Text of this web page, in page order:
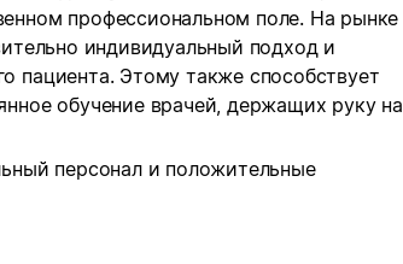
профессиональном поле. На рынке
индивидуальный подход и
пациента. Этому также способствует
обучение врачей, держащих руку на
персонал и положительные